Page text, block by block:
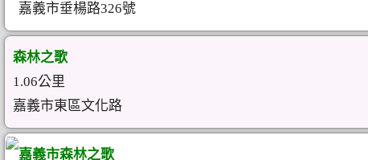
嘉義市垂楊路326號
森林之歌
1.06公里
嘉義市東區文化路
嘉義市森林之歌